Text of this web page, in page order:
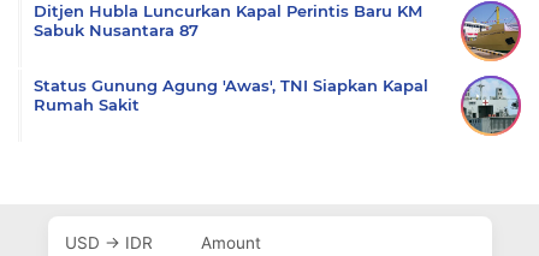
Ditjen Hubla Luncurkan Kapal Perintis Baru KM
Sabuk Nusantara 87
Status Gunung Agung 'Awas', TNI Siapkan Kapal
Rumah Sakit
USD → IDR Amount